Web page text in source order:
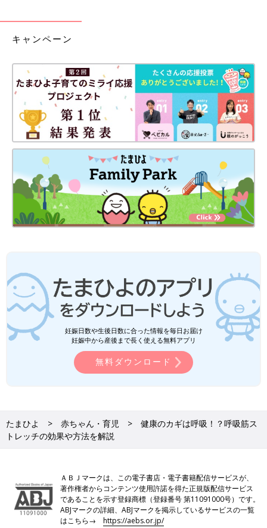
キャンペーン
妊娠日数や生後日数に合った情報を毎日お届け
妊娠中から産後まで長く使える無料アプリ
無料ダウンロード
たまひよ 赤ちゃん・育児
健康のカギは呼吸！？呼吸筋ス
トレッチの効果や方法を解説
ＡＢＪマークは、この電子書店・電子書籍配信サービスが、
著作権者からコンテンツ使用許諾を得た正規版配信サービス
であることを示す登録商標（登録番号 第11091000号）です。
ABJマークの詳細、ABJマークを掲示しているサービスの一覧
はこちら→https://aebs.or.jp/